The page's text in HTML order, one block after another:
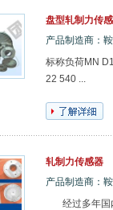
盘型轧制力传
产品制造商：
标称负荷MN
22 540 ...
轧制力传感器
产品制造商：
经过多年国